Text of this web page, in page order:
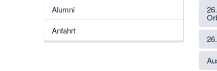
Alumni
Anfahrt